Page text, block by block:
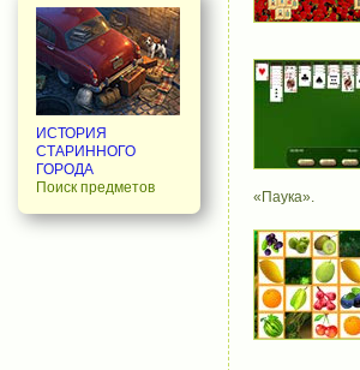
«Паука».
ИСТОРИЯ
СТАРИННОГО
ГОРОДА
Поиск предметов